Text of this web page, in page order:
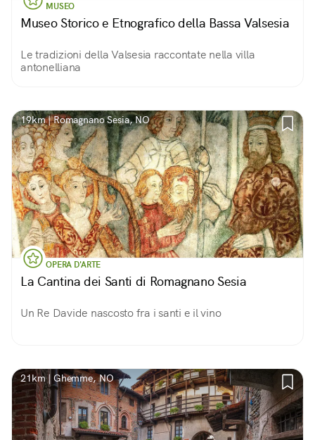
MUSEO
Museo Storico e Etnografico della Bassa Valsesia
Le tradizioni della Valsesia raccontate nella villa
antonelliana
19km | Romagnano Sesia, NO
OPERA D'ARTE
La Cantina dei Santi di Romagnano Sesia
Un Re Davide nascosto fra i santi e il vino
21km | Ghemme, NO